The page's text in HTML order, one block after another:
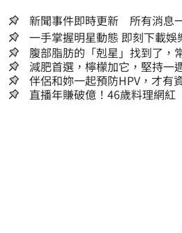
新聞事件即時更新 所有消息
一手掌握明星動態 即
腹部脂肪的「剋星」找到了，
囊，瘦出小蠻腰
減肥首選，檸檬加它，堅持一
人生
伴侶和妳一起預防HPV，才有
直播年賺破億！46歲料理網